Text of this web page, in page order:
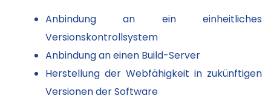
Anbindung an ein einheitliches
Versionskontrollsystem
Anbindung an einen Build-Server
Herstellung der Webfähigkeit in zukünftigen
Versionen der Software